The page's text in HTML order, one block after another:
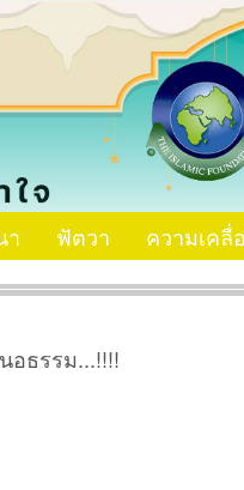
า ฟัตวา ความเคลื่
อธรรม...!!!!